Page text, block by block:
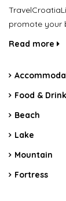
promote your
Read more
Food &
Beach
Lake
Mountain
Fortress